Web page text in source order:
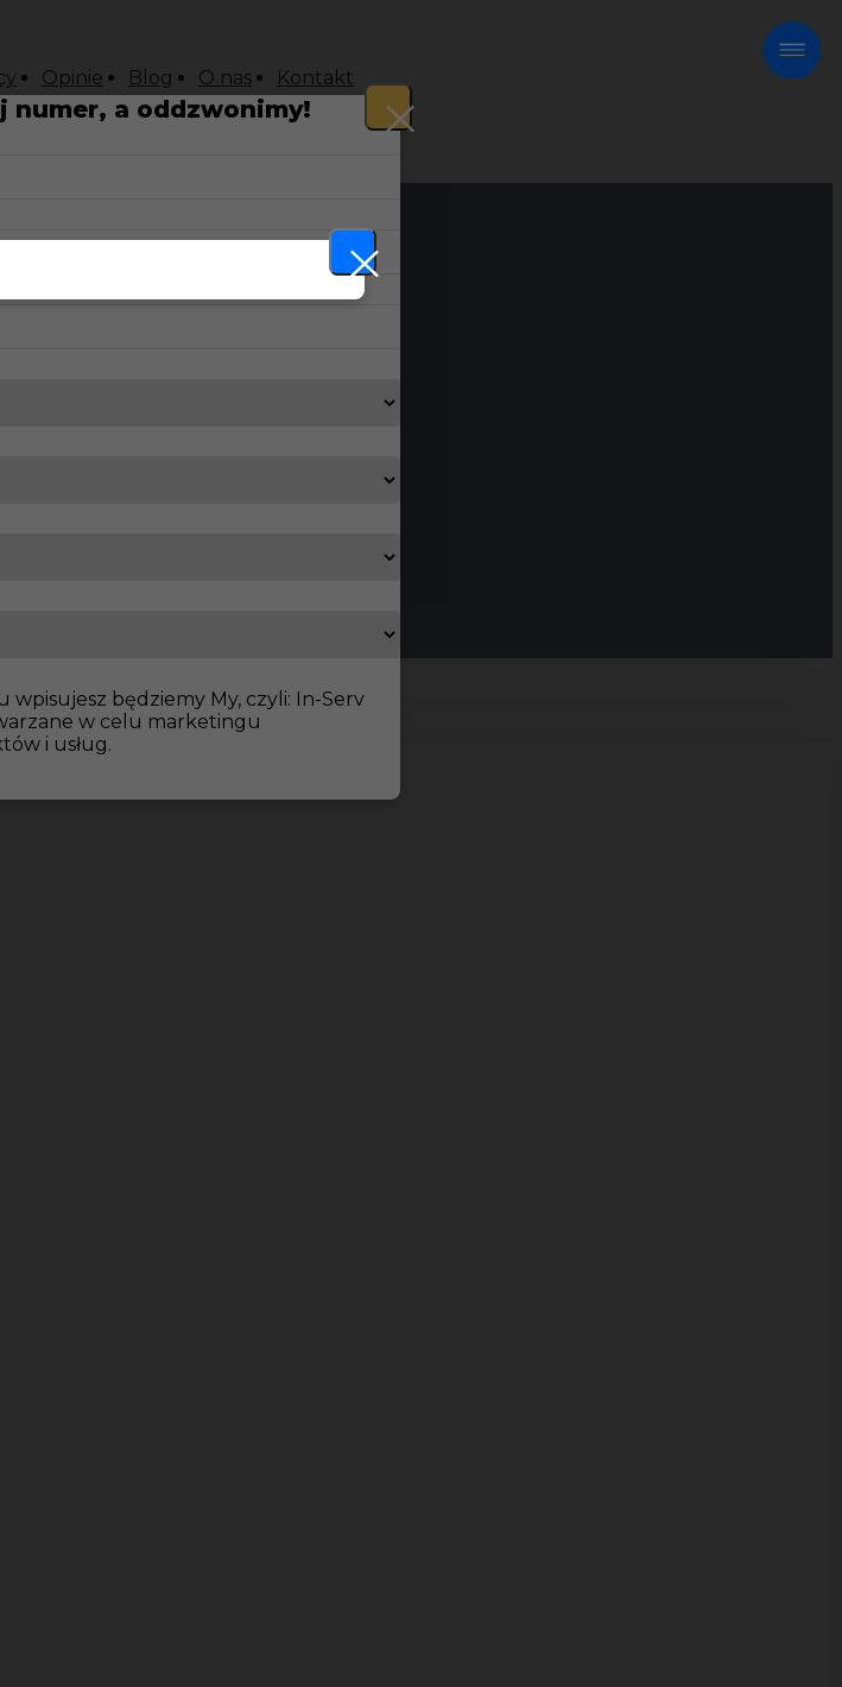
Opinie Blog O nas Kontakt
numer, a oddzwonimy!
będziemy My, czyli: In-Serv
w celu marketingu
i usług.